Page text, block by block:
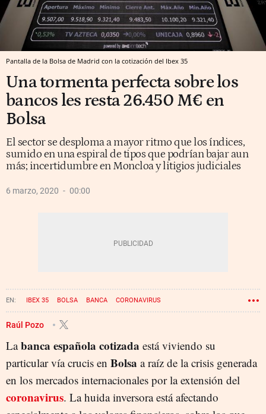
Pantalla de la Bolsa de Madrid con la cotización del Ibex 35
Una tormenta perfecta sobre los
bancos les resta 26.450 M€ en
Bolsa
El sector se desploma a mayor ritmo que los índices,
sumido en una espiral de tipos que podrían bajar aun
más; incertidumbre en Moncloa y litigios judiciales
6 marzo, 2020 00:00
IBEX 35 BOLSA BANCA CORONAVIRUS
Raúl Pozo
Labanca española cotizada está viviendo su
particular vía crucis en Bolsa a raíz de la crisis generada
en los mercados internacionales por la extensión del
coronavirus. La huida inversora está afectando